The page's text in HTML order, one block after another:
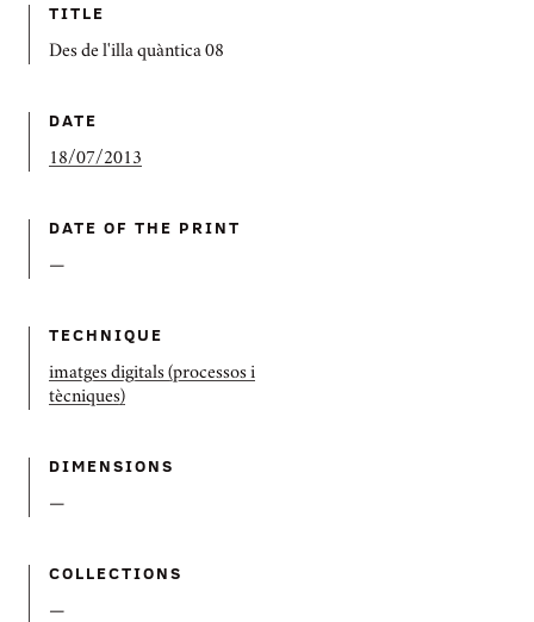
TITLE
Des de l'illa quàntica 08
DATE
18/07/2013
DATE OF THE PRINT
—
TECHNIQUE
imatges digitals (processos i
tècniques)
DIMENSIONS
—
COLLECTIONS
—